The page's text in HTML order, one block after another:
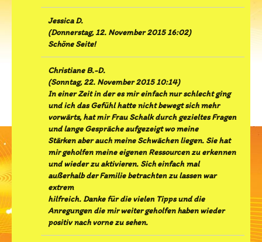
Jessica D.
(Donnerstag, 12. November 2015 16:02)
Schöne Seite!
Christiane B.-D.
(Sonntag, 22. November 2015 10:14)
In einer Zeit in der es mir einfach nur schlecht ging
und ich das Gefühl hatte nicht bewegt sich mehr
vorwärts, hat mir Frau Schalk durch gezieltes Fragen
und lange Gespräche aufgezeigt wo meine
Stärken aber auch meine Schwächen liegen. Sie hat
mir geholfen meine eigenen Ressourcen zu erkennen
und wieder zu aktivieren. Sich einfach mal
außerhalb der Familie betrachten zu lassen war
extrem
hilfreich. Danke für die vielen Tipps und die
Anregungen die mir weiter geholfen haben wieder
positiv nach vorne zu sehen.